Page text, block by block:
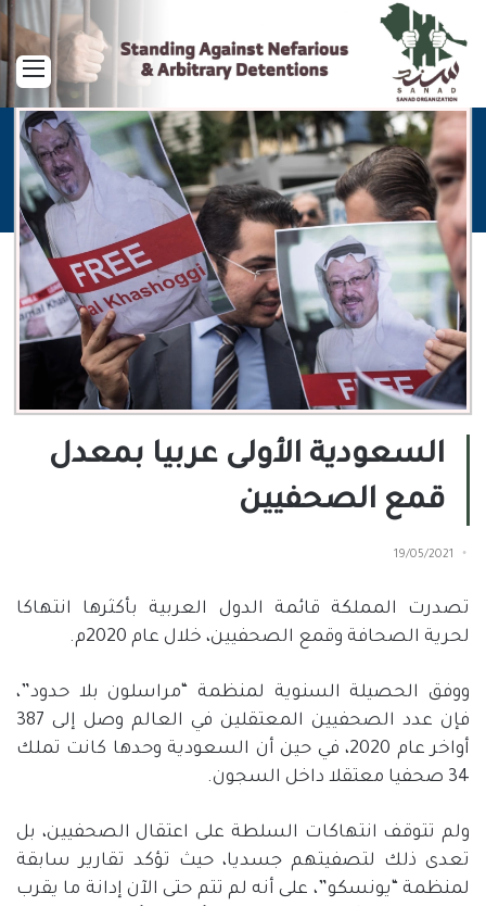
السعودية الأولى عربيا بمعدل
قمع الصحفيين
19/05/2021
تصدرت المملكة قائمة الدول العربية بأكثرها انتهاكا
لحرية الصحافة وقمع الصحفيين، خلال عام 2020م.
ووفق الحصيلة السنوية لمنظمة “مراسلون بلا حدود”،
فإن عدد الصحفيين المعتقلين في العالم وصل إلى 387
أواخر عام 2020، في حين أن السعودية وحدها كانت تملك
34 صحفيا معتقلا داخل السجون.
ولم تتوقف انتهاكات السلطة على اعتقال الصحفيين، بل
تعدى ذلك لتصفيتهم جسديا، حيث تؤكد تقارير
سابقة
لمنظمة “يونسكو”، على أنه لم تتم حتى الآن إدانة ما يقرب